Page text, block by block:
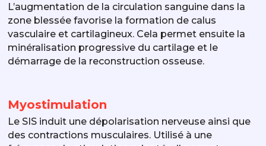
L’augmentation de la circulation sanguine dans la
zone blessée favorise la formation de calus
vasculaire et cartilagineux. Cela permet ensuite la
minéralisation progressive du cartilage et le
démarrage de la reconstruction osseuse.
Myostimulation
Le SIS induit une dépolarisation nerveuse ainsi que
des contractions musculaires. Utilisé à une